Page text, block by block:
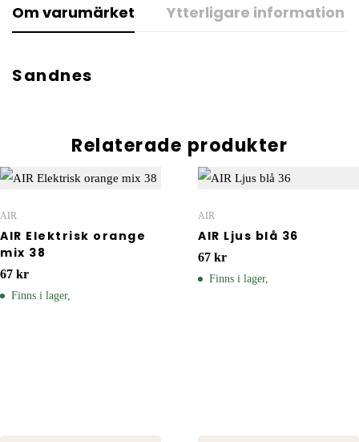
Om varumärket Ytterligare information
Sandnes
Relaterade produkter
AIR
AIR Elektrisk orange
mix 38
67 kr
Finns i lager,
AIR
AIR Ljus blå 36
67 kr
Finns i lager,